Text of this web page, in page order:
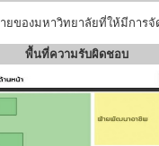
ของมหาวิทยาลัยที่ให้มีการจั
พื้นที่ความรับผิดชอบ